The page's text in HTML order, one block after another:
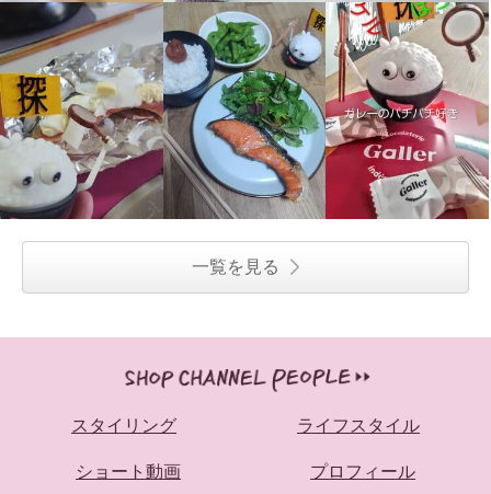
一覧を見る
スタイリング ライフスタイル
ショート動画 プロフィール